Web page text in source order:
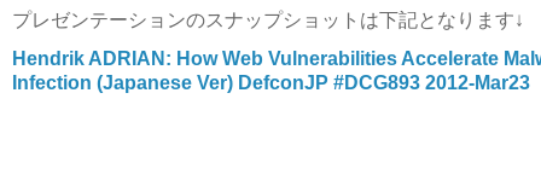
プレゼンテーションのスナップショットは下記となります↓
Hendrik ADRIAN: How Web Vulnerabilities Accelerate
Infection (Japanese Ver) DefconJP #DCG893 2012-Mar23